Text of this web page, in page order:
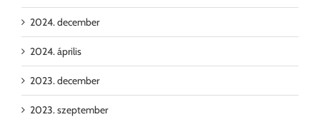
2024. december
2024. április
2023. december
2023. szeptember